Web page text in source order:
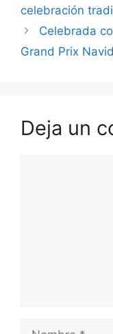
celebración
Celebrada
Grand Prix
Deja un
Nombre